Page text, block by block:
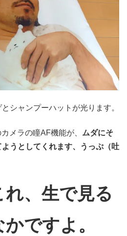
シャンプーハットが光ります。
メラの瞳AF機能が、 ムダにそ
うとしてくれます、うっぷ（吐
、生で見る
ですよ。